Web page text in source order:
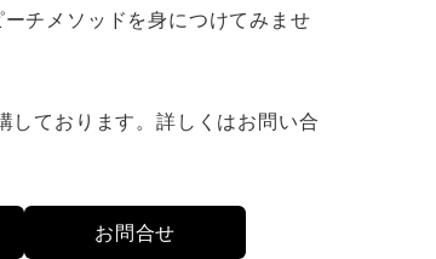
チメソッドを身につけてみませ
ております。詳しくはお問い合
お問合せ